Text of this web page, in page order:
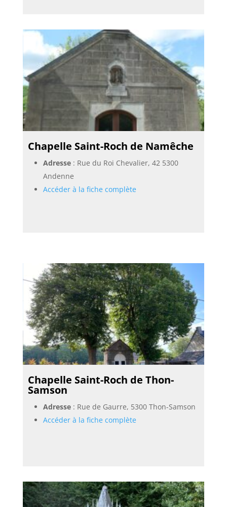
Chapelle Saint-Roch de Namêche
Adresse: Rue du Roi Chevalier, 42 5300
Andenne
Accéder à la fiche complète
Chapelle Saint-Roch de Thon-
Samson
Adresse: Rue de Gaurre, 5300 Thon-Samson
Accéder à la fiche complète